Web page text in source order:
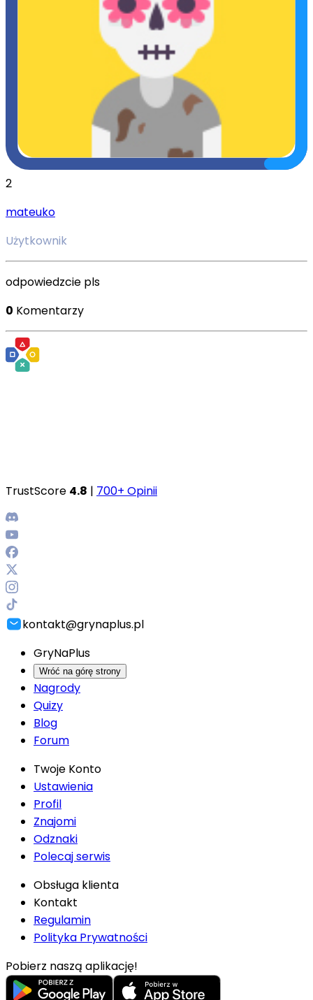
2
mateuko
Użytkownik
odpowiedzcie pls
0 Komentarzy
TrustScore 4.8 | 700+ Opinii
kontakt@grynaplus.pl
GryNaPlus
Wróć na górę strony
Nagrody
Quizy
Blog
Forum
Twoje Konto
Ustawienia
Profil
Znajomi
Odznaki
Polecaj serwis
Obsługa klienta
Kontakt
Regulamin
Polityka Prywatności
Pobierz naszą aplikację!